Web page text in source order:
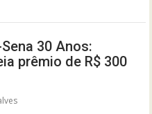
30 Anos:
prêmio de R$ 300